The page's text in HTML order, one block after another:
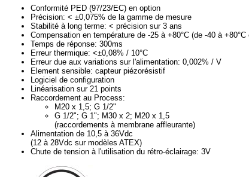
Conformité PED (97/23/EC) en option
Précision: < ±0,075% de la gamme de mesure
Stabilité à long terme: < précision sur 3 ans
Compensation en température de -25 à +80°C (de -40 à +80°C
Temps de réponse: 300ms
Erreur thermique: <±0,08% / 10°C
Erreur due aux variations sur l'alimentation: 0,002% / V
Element sensible: capteur piézorésistif
Logiciel de configuration
Linéarisation sur 21 points
Raccordement au Process:
M20 x 1,5; G 1/2"
G 1/2"; G 1"; M30 x 2; M20 x 1,5
(raccordements à membrane affleurante)
Alimentation de 10,5 à 36Vdc
(12 à 28Vdc sur modèles ATEX)
Chute de tension à l'utilisation du rétro-éclairage: 3V